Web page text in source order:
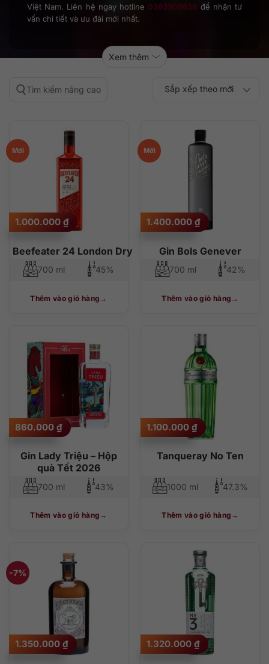
Việt Nam. Liên hệ ngay hotline 0363909636 để nhận tư
vấn chi tiết và ưu đãi mới nhất.
Xem thêm
Tìm kiếm nâng cao Sắp xếp theo
độ phổ biến
Sắp xếp theo mới
thấp đến cao
cao đến thấp
Mới
Beefeater 24 London Dry Gin
1.000.000 ₫
700 ml 45%
Thêm vào giỏ hàng
Mới
Gin Bols Genever
1.400.000 ₫
700 ml 42%
Thêm vào giỏ hàng
Gin Lady Triệu – Hộp
quà Tết 2026
860.000 ₫
700 ml 43%
Thêm vào giỏ hàng
Tanqueray No Ten
1.100.000 ₫
1000 ml 47.3%
Thêm vào giỏ hàng
-7%
Giá
gốc
1.350.000 ₫
Giá
hiện
1.320.000 ₫